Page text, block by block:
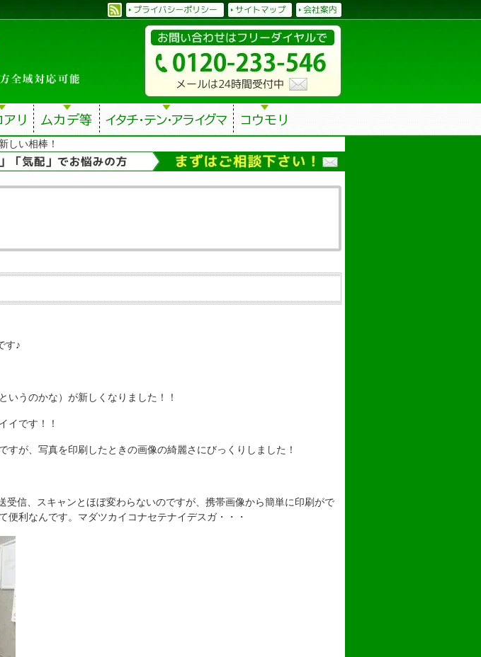
新しい相棒！
す♪
いうのかな）が新しくなりました！！
イです！！
すが、写真を印刷したときの画像の綺麗さにびっくりしました！
受信、スキャンとほぼ変わらないのですが、携帯画像から簡単に印刷がで
便利なんです。マダツカイコナセテナイデスガ・・・